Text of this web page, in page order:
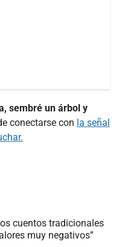
sembré un árbol y
conectarse con la señal
cuentos tradicionales
muy negativos”